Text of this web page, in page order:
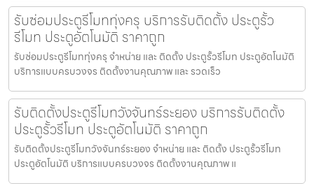
รับซ่อมประตูรีโมททุ่งครุ บริการรับติดตั้ง ประตูรั้ว
รีโมท ประตูอัตโนมัติ ราคาถูก
รับซ่อมประตูรีโมททุ่งครุ จำหน่าย และ ติดตั้ง ประตูรั้วรีโมท ประตูอัตโนมัติ
บริการแบบครบวงจร ติดตั้งงานคุณภาพ และ รวดเร็ว
รับติดตั้งประตูรีโมทวังจันทร์ระยอง บริการรับติดตั้ง
ประตูรั้วรีโมท ประตูอัตโนมัติ ราคาถูก
รับติดตั้งประตูรีโมทวังจันทร์ระยอง จำหน่าย และ ติดตั้ง ประตูรั้วรีโมท
ประตูอัตโนมัติ บริการแบบครบวงจร ติดตั้งงานคุณภาพ แ